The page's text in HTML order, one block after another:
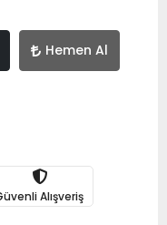
Hemen Al
Alışveriş